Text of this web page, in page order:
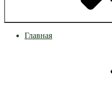
Главная